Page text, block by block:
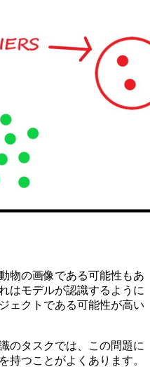
物の画像である可能性もあ
はモデルが認識するように
ェクトである可能性が高い
のタスクでは、この問題に
持つことがよくあります。